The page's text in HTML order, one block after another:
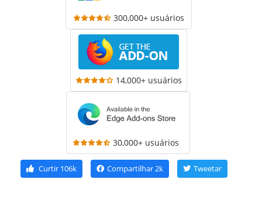
300,000+ usuários
14,000+ usuários
30,000+ usuários
Curtir 106k Compartilhar2k Tweetar